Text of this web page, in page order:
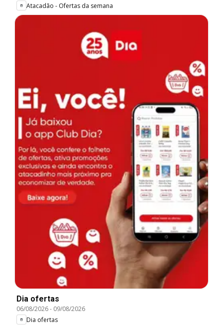
Atacadão - Ofertas da semana
Dia ofertas
06/08/2026- 09/08/2026
Dia ofertas